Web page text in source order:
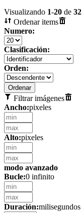
Visualizando 1-20 de 32
Ordenar items
Numero:
Clasificación:
Orden:
Filtrar imágenes
Ancho:pixeles
Alto:pixeles
modo avanzado
Bucle:0 infinito
Duración:milisegundos